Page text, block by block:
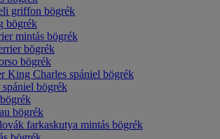
griffon bögrék
bögrék
mintás bögrék
bögrék
bögrék
King Charles spániel bögrék
bögrék
bögrék
farkaskutya mintás bögrék